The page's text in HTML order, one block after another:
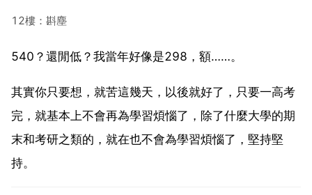
12樓：斟塵
540？還閒低？我當年好像是298，額……。
其實你只要想，就苦這幾天，以後就好了，只要一高考
完，就基本上不會再為學習煩惱了，除了什麼大學的期
末和考研之類的，就在也不會為學習煩惱了，堅持堅
持。